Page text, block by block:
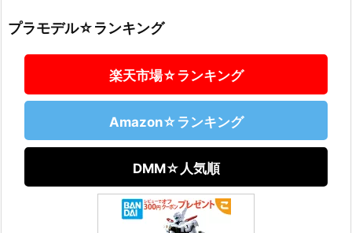
プラモデル☆ランキング
楽天市場☆ランキング
Amazon☆ランキング
DMM☆人気順